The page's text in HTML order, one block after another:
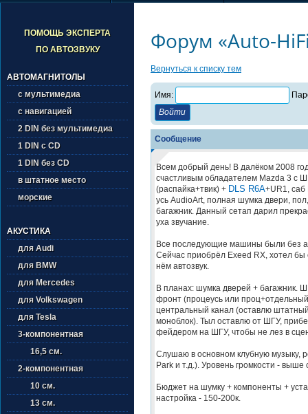
ПОМОЩЬ ЭКСПЕРТА
ПО АВТОЗВУКУ
АВТОМАГНИТОЛЫ
с мультимедиа
с навигацией
2 DIN без мультимедиа
1 DIN с CD
1 DIN без CD
в штатное место
морские
АКУСТИКА
для Audi
для BMW
для Mercedes
для Volkswagen
для Tesla
3-компонентная
16,5 см.
2-компонентная
10 см.
13 см.
Форум «Auto-
Вернуться к списку тем
Имя:
Сообщение
Всем добрый день! В далёком 2008
счастливым обладателем Mazda 3 с
(распайка+твик) + DLS R6A+UR1, саб
усь AudioArt, полная шумка двери,
багажник. Данный сетап дарил
уха звучание.
Все последующие машины были без
Сейчас приобрёл Exeed RX, хотел бы
нём автозвук.
В планах: шумка дверей + багажник.
фронт (процеусь или проц+отдельный
центральный канал (оставлю
моноблок). Тыл оставлю от ШГУ,
фейдером на ШГУ, чтобы не лез в
Слушаю в основном клубную музыку,
Park и т.д.). Уровень громкости - выше
Бюджет на шумку + компоненты +
настройка - 150-200к.